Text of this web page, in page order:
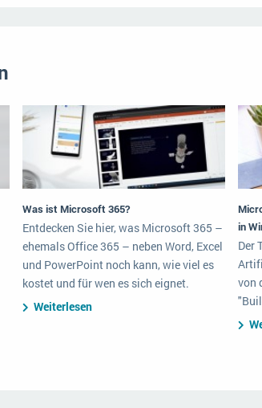
Was ist Microsoft 365?
Entdecken Sie hier, was Microsoft 365 –
ehemals Office 365 – neben Word, Excel
und PowerPoint noch kann, wie viel es
kostet und für wen es sich eignet.
Weiterlesen
in
Der
von